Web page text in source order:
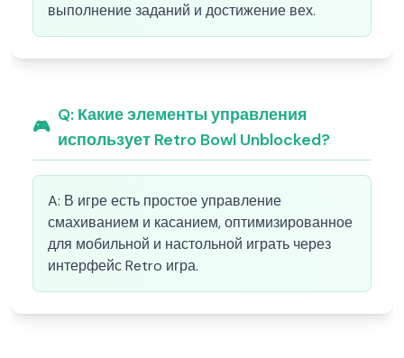
выполнение заданий и достижение вех.
🎮
Q: Какие элементы управления
использует Retro Bowl Unblocked?
A: В игре есть простое управление
смахиванием и касанием, оптимизированное
для мобильной и настольной играть через
интерфейс Retro игра.